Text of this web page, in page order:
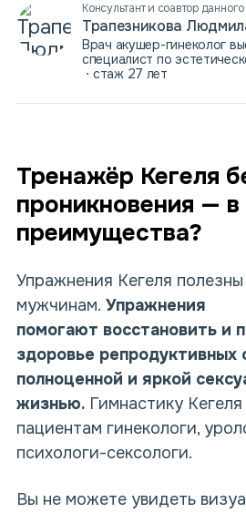
Консультант и соавтор
Трапезникова
Врач акушер-гинеколог
специалист по
стаж 27 лет
Тренажёр Кегеля
проникновения — в
преимущества?
Упражнения Кегеля
мужчинам. Упражнения
помогают восстановить и
здоровье репродуктивных
полноценной и яркой
жизнью. Гимнастику
пациентам гинекологи,
психологи-сексологи.
Вы не можете увидеть